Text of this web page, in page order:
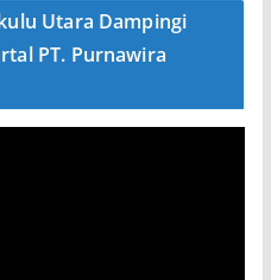
Utara Dampingi
PT. Purnawira